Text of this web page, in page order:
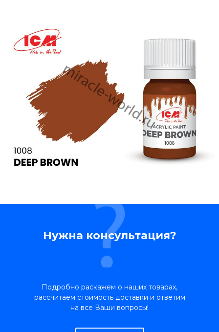
Нужна консультация?
Подробно раскажем о наших товарах,
рассчитаем стоимость доставки и ответим
на все Ваши вопросы!